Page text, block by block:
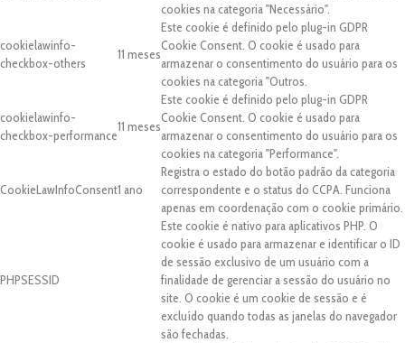
cookies na categoria "Necessário".
cookielawinfo-
checkbox-others
11 meses
Este cookie é definido pelo plug-in GDPR
Cookie Consent. O cookie é usado para
armazenar o consentimento do usuário para os
cookies na categoria "Outros.
cookielawinfo-
checkbox-performance
11 meses
Este cookie é definido pelo plug-in GDPR
Cookie Consent. O cookie é usado para
armazenar o consentimento do usuário para os
cookies na categoria "Performance".
CookieLawInfoConsent1 ano
Registra o estado do botão padrão da categoria
correspondente e o status do CCPA. Funciona
apenas em coordenação com o cookie primário.
PHPSESSID
Este cookie é nativo para aplicativos PHP. O
cookie é usado para armazenar e identificar o ID
de sessão exclusivo de um usuário com a
finalidade de gerenciar a sessão do usuário no
site. O cookie é um cookie de sessão e é
excluído quando todas as janelas do navegador
são fechadas.